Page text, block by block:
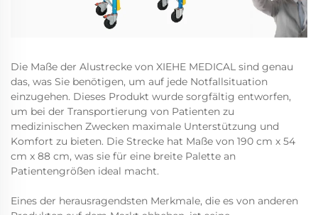
Die Maße der Alustrecke von XIEHE MEDICAL sind genau
das, was Sie benötigen, um auf jede Notfallsituation
einzugehen. Dieses Produkt wurde sorgfältig entworfen,
um bei der Transportierung von Patienten zu
medizinischen Zwecken maximale Unterstützung und
Komfort zu bieten. Die Strecke hat Maße von 190 cm x 54
cm x 88 cm, was sie für eine breite Palette an
Patientengrößen ideal macht.
Eines der herausragendsten Merkmale, die es von anderen